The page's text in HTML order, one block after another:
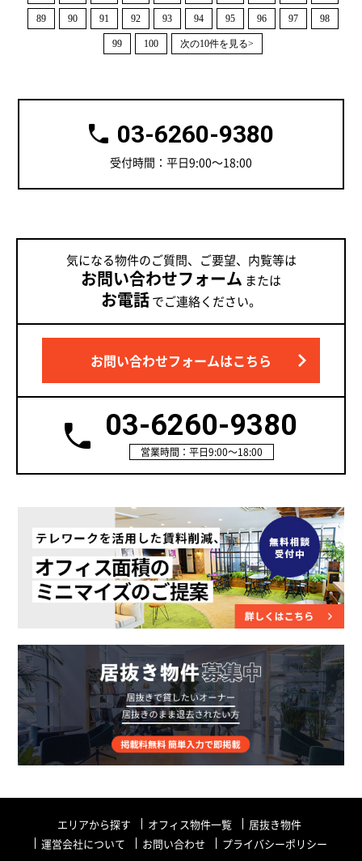
89 90 91 92 93 94 95 96 97 98
99 100 次の10件を見る>
03-6260-9380
受付時間：平日9:00～18:00
気になる物件のご質問、ご要望、内覧等は
お問い合わせフォーム または
お電話でご連絡ください。
お問い合わせフォームはこちら
03-6260-9380
営業時間：平日9:00～18:00
エリアから探す オフィス物件一覧
居抜き物件
運営会社について
お問い合わせ プライバシーポリシー